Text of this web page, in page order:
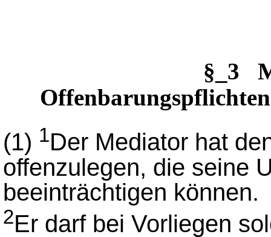
§_3
(1) 1Der Mediator hat
offenzulegen, die seine
beeinträchtigen können.
2Er darf bei Vorliegen